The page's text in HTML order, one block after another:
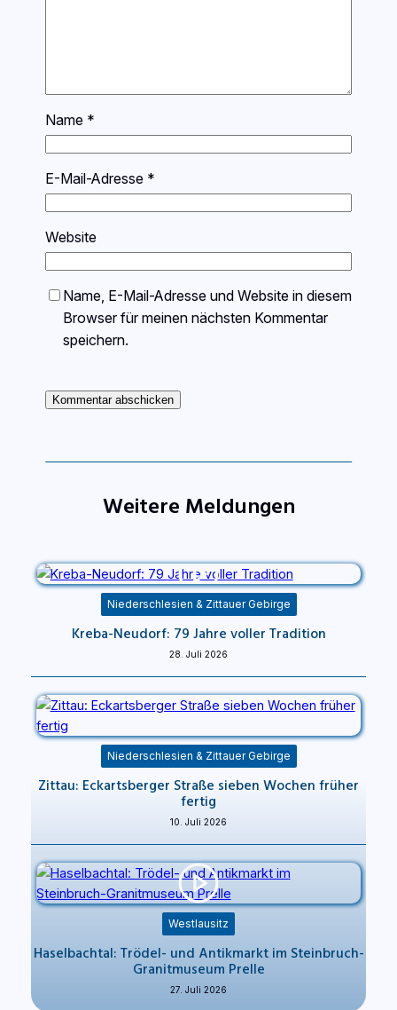
Name *
E-Mail-Adresse *
Website
Name, E-Mail-Adresse und Website in diesem
Browser für meinen nächsten Kommentar
speichern.
Weitere Meldungen
Niederschlesien & Zittauer Gebirge
Kreba-Neudorf: 79 Jahre voller Tradition
28. Juli 2026
Niederschlesien & Zittauer Gebirge
Zittau: Eckartsberger Straße sieben Wochen früher
fertig
10. Juli 2026
Westlausitz
Haselbachtal: Trödel- und Antikmarkt im Steinbruch-
Granitmuseum Prelle
27. Juli 2026